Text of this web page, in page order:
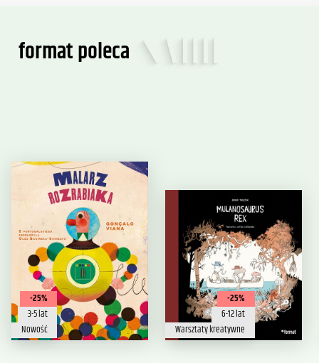
format poleca
-25%
3-5 lat
Nowość
-25%
6-12 lat
Warsztaty kreatywne